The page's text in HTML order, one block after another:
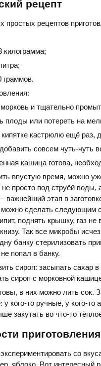
рецепт
простых рецептов
килограмма;
граммов.
и тщательно
плоды или потереть на
кастрюлю ещё раз,
совсем чуть-чуть
кашица готова,
впустую время, можно
просто под струёй воды,
важнейший этап в
можно сделать следующим
поднять крышку, газ
Так все микробы
банку стерилизовать
попал в банку.
сироп: засыпать сахар
сироп с морковной
в них можно лить
у кого-то ручные, у кого-
закутать во что-то
со
яблоко. Вот интересный